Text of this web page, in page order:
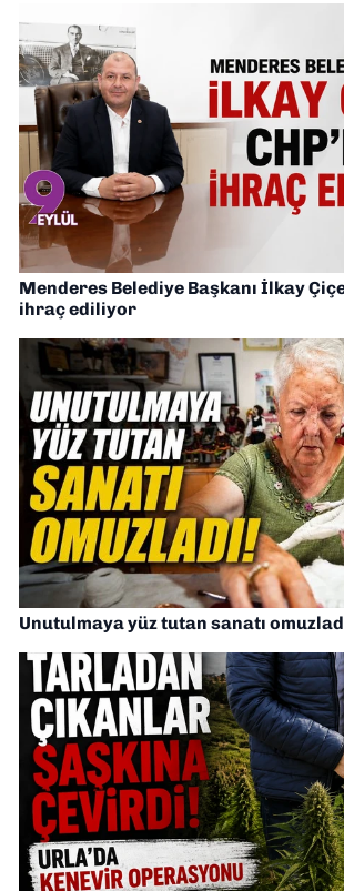
Menderes Belediye Başkanı İlkay
ihraç ediliyor
Unutulmaya yüz tutan sanatı